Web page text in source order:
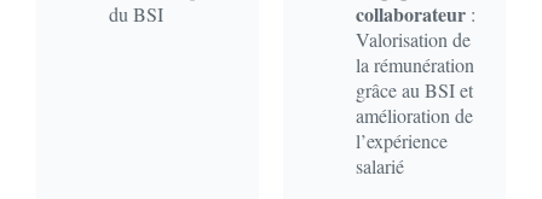
du BSI
collaborateur :
Valorisation de
la rémunération
grâce au BSI et
amélioration de
l’expérience
salarié